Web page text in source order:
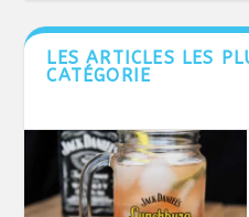
LES ARTICLES LES
CATÉGORIE